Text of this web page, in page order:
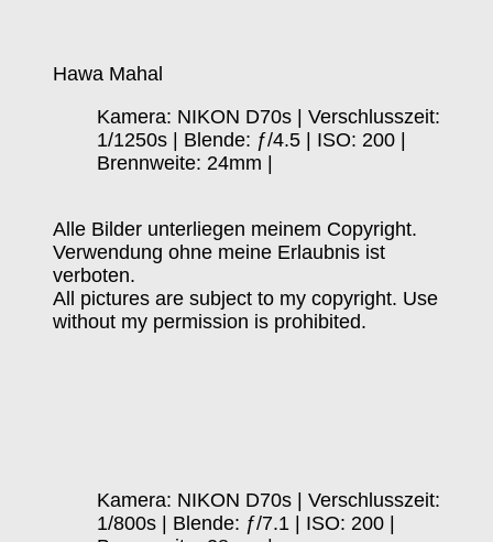
Hawa Mahal
Kamera: NIKON D70s | Verschlusszeit:
1/1250s | Blende: ƒ/4.5 | ISO: 200 |
Brennweite: 24mm |
Alle Bilder unterliegen meinem Copyright.
Verwendung ohne meine Erlaubnis ist
verboten.
All pictures are subject to my copyright. Use
without my permission is prohibited.
Kamera: NIKON D70s | Verschlusszeit:
1/800s | Blende: ƒ/7.1 | ISO: 200 |